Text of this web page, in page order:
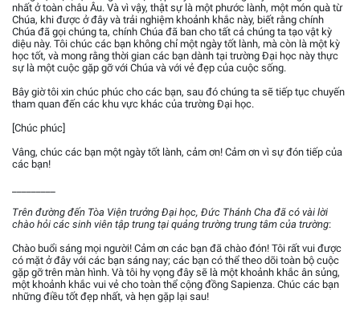
nhất ở toàn châu Âu. Và vì vậy, thật sự là một phước lành, một món quà từ
Chúa, khi được ở đây và trải nghiệm khoảnh khắc này, biết rằng chính
Chúa đã gọi chúng ta, chính Chúa đã ban cho tất cả chúng ta tạo vật kỳ
diệu này. Tôi chúc các bạn không chỉ một ngày tốt lành, mà còn là một kỳ
học tốt, và mong rằng thời gian các bạn dành tại trường Đại học này thực
sự là một cuộc gặp gỡ với Chúa và với vẻ đẹp của cuộc sống.
Bây giờ tôi xin chúc phúc cho các bạn, sau đó chúng ta sẽ tiếp tục chuyến
tham quan đến các khu vực khác của trường Đại học.
[Chúc phúc]
Vâng, chúc các bạn một ngày tốt lành, cảm ơn! Cảm ơn vì sự đón tiếp của
các bạn!
Trên đường đến Tòa Viện trưởng Đại học, Đức Thánh Cha đã có vài lời
chào hỏi các sinh viên tập trung tại quảng trường trung tâm của trường:
Chào buổi sáng mọi người! Cảm ơn các bạn đã chào đón! Tôi rất vui được
có mặt ở đây với các bạn sáng nay; các bạn có thể theo dõi toàn bộ cuộc
gặp gỡ trên màn hình. Và tôi hy vọng đây sẽ là một khoảnh khắc ân sủng,
một khoảnh khắc vui vẻ cho toàn thể cộng đồng Sapienza. Chúc các bạn
những điều tốt đẹp nhất, và hẹn gặp lại sau!